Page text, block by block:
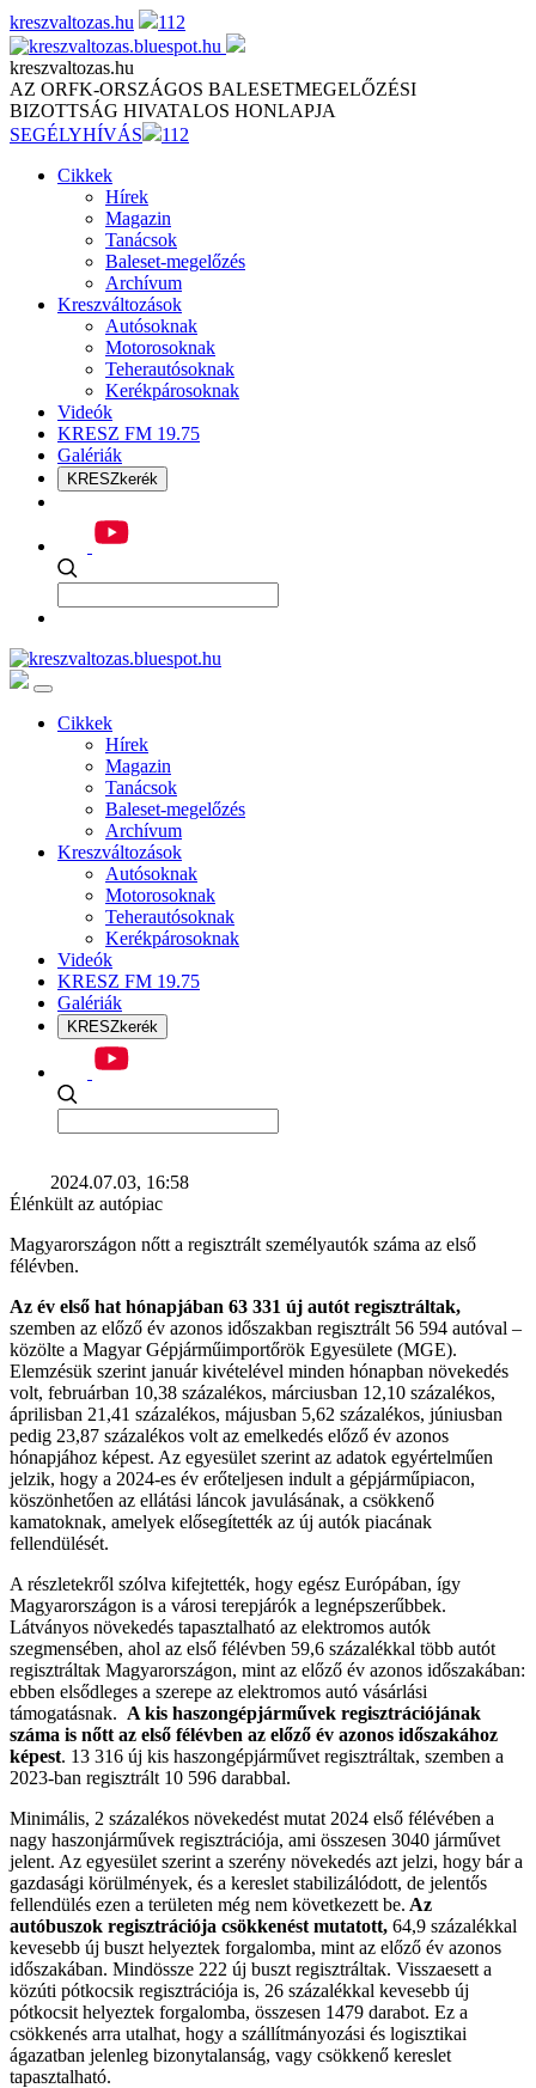
Skip
to
content
kreszvaltozas.hu 112
kreszvaltozas.hu
AZ ORFK-ORSZÁGOS BALESETMEGELŐZÉSI
BIZOTTSÁG HIVATALOS HONLAPJA
SEGÉLYHÍVÁS
112
Cikkek
Hírek
Magazin
Tanácsok
Baleset-megelőzés
Archívum
Kreszváltozások
Autósoknak
Motorosoknak
Teherautósoknak
Kerékpárosoknak
Videók
KRESZ FM 19.75
Galériák
KRESZkerék
Cikkek
Hírek
Magazin
Tanácsok
Baleset-megelőzés
Archívum
Kreszváltozások
Autósoknak
Motorosoknak
Teherautósoknak
Kerékpárosoknak
Videók
KRESZ FM 19.75
Galériák
KRESZkerék
2024.07.03, 16:58
Élénkült az autópiac
Magyarországon nőtt a regisztrált személyautók száma az első
félévben.
Az év első hat hónapjában 63 331 új autót regisztráltak,
szemben az előző év azonos időszakban regisztrált 56 594 autóval –
közölte a Magyar Gépjárműimportőrök Egyesülete (MGE).
Elemzésük szerint január kivételével minden hónapban növekedés
volt, februárban 10,38 százalékos, márciusban 12,10 százalékos,
áprilisban 21,41 százalékos, májusban 5,62 százalékos, júniusban
pedig 23,87 százalékos volt az emelkedés előző év azonos
hónapjához képest. Az egyesület szerint az adatok egyértelműen
jelzik, hogy a 2024-es év erőteljesen indult a gépjárműpiacon,
köszönhetően az ellátási láncok javulásának, a csökkenő
kamatoknak, amelyek elősegítették az új autók piacának
fellendülését.
A részletekről szólva kifejtették, hogy egész Európában, így
Magyarországon is a városi terepjárók a legnépszerűbbek.
Látványos növekedés tapasztalható az elektromos autók
szegmensében, ahol az első félévben 59,6 százalékkal több autót
regisztráltak Magyarországon, mint az előző év azonos időszakában:
ebben elsődleges a szerepe az elektromos autó vásárlási
támogatásnak. A kis haszongépjárművek regisztrációjának
száma is nőtt az első félévben az előző év azonos időszakához
képest. 13 316 új kis haszongépjárművet regisztráltak, szemben a
2023-ban regisztrált 10 596 darabbal.
Minimális, 2 százalékos növekedést mutat 2024 első félévében a
nagy haszonjárművek regisztrációja, ami összesen 3040 járművet
jelent. Az egyesület szerint a szerény növekedés azt jelzi, hogy bár a
gazdasági körülmények, és a kereslet stabilizálódott, de jelentős
fellendülés ezen a területen még nem következett be. Az
autóbuszok regisztrációja csökkenést mutatott, 64,9 százalékkal
kevesebb új buszt helyeztek forgalomba, mint az előző év azonos
időszakában. Mindössze 222 új buszt regisztráltak. Visszaesett a
közúti pótkocsik regisztrációja is, 26 százalékkal kevesebb új
pótkocsit helyeztek forgalomba, összesen 1479 darabot. Ez a
csökkenés arra utalhat, hogy a szállítmányozási és logisztikai
ágazatban jelenleg bizonytalanság, vagy csökkenő kereslet
tapasztalható.